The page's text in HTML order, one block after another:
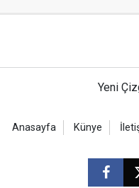
Yeni
Anasayfa Künye